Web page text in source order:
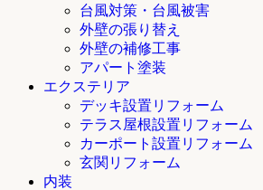
台風対策・台風被害
外壁の張り替え
外壁の補修工事
アパート塗装
エクステリア
デッキ設置リフォーム
テラス屋根設置リフォーム
カーポート設置リフォーム
玄関リフォーム
内装